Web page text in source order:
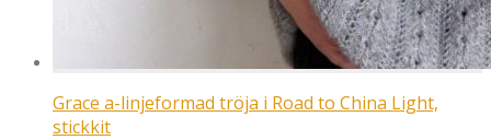
Grace a-linjeformad tröja i Road to China Light,
stickkit